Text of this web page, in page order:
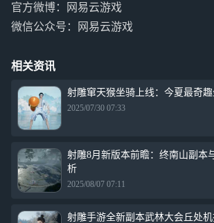
官方微博：网易云游戏
微信公众号：网易云游戏
相关资讯
射雕窜天猴坐骑上线：今夏最奇
2025/07/30 07:33
射雕8月新版本前瞻：终南山副本
析
2025/08/07 07:11
射雕手游全新副本武林大会丘处